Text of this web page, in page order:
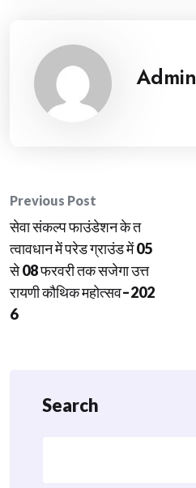
Admin
Post
navigation
Previous Post
सेवा संकल्प फाउंडेशन के त
त्वावधान में परेड ग्राउंड में 05
से 08 फरवरी तक सजेगा उत्त
रायणी कौथिक महोत्सव–202
6
Search